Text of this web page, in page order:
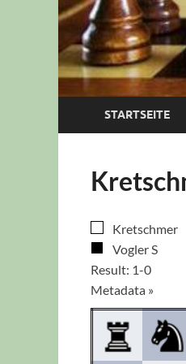
STARTSEITE
Kretschmer
Vogler S
Result: 1-0
Metadata »